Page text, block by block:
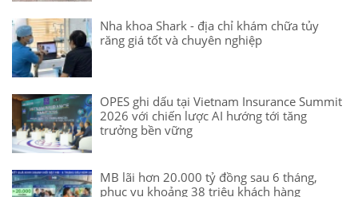
Nha khoa Shark - địa chỉ khám chữa tủy
răng giá tốt và chuyên nghiệp
OPES ghi dấu tại Vietnam Insurance Summit
2026 với chiến lược AI hướng tới tăng
trưởng bền vững
MB lãi hơn 20.000 tỷ đồng sau 6 tháng,
phục vụ khoảng 38 triệu khách hàng